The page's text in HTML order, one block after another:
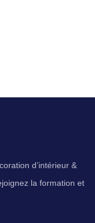
d’intérieur &
la formation et